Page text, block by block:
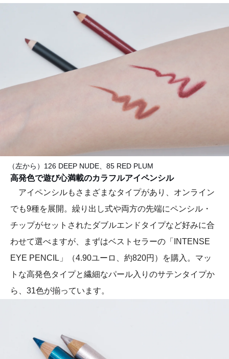
（左から）126 DEEP NUDE、85 RED PLUM
高発色で遊び心満載のカラフルアイペンシル
アイペンシルもさまざまなタイプがあり、オンライン
でも9種を展開。繰り出し式や両方の先端にペンシル・
チップがセットされたダブルエンドタイプなど好みに合
わせて選べますが、まずはベストセラーの「INTENSE
EYE PENCIL」（4.90ユーロ、約820円）を購入。マッ
トな高発色タイプと繊細なパール入りのサテンタイプか
ら、31色が揃っています。